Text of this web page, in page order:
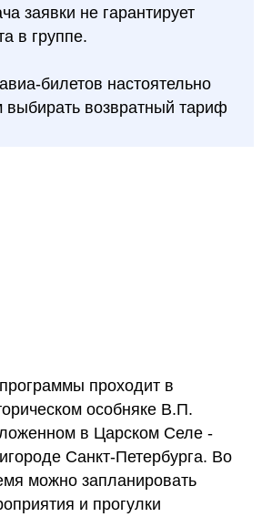
заявки не гарантирует
в группе.
билетов настоятельно
выбирать возвратный тариф
проходит в
особняке В.П.
в Царском Селе -
Санкт-Петербурга. Во
можно запланировать
и прогулки